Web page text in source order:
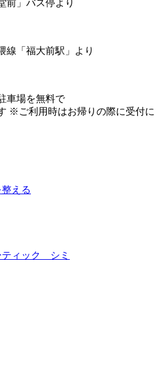
前」バス停より
線「福大前駅」より
車場を無料で
※ご利用時はお帰りの際に受付に
える
ティック シミ